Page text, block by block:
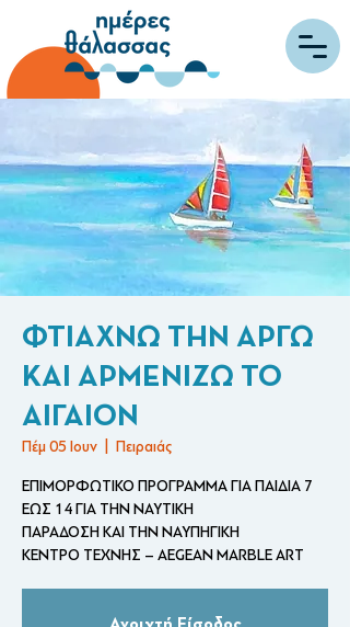
ΦΤΙΑΧΝΩ ΤΗΝ ΑΡΓΩ
ΚΑΙ ΑΡΜΕΝΙΖΩ ΤΟ
ΑΙΓΑΙΟΝ
Πέμ 05 Ιουν Πειραιάς
ΕΠΙΜΟΡΦΩΤΙΚΟ ΠΡΟΓΡΑΜΜΑ ΓΙΑ ΠΑΙΔΙΑ 7
ΕΩΣ 14 ΓΙΑ ΤΗΝ ΝΑΥΤΙΚΗ
ΠΑΡΑΔΟΣΗ ΚΑΙ ΤΗΝ ΝΑΥΠΗΓΙΚΗ
ΚΕΝΤΡΟ ΤΕΧΝΗΣ – AEGEAN MARBLE ART